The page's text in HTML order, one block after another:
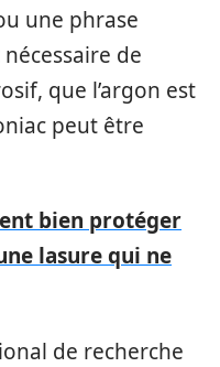
une phrase
de
que l’argon est
peut être
bien protéger
lasure qui ne
de recherche